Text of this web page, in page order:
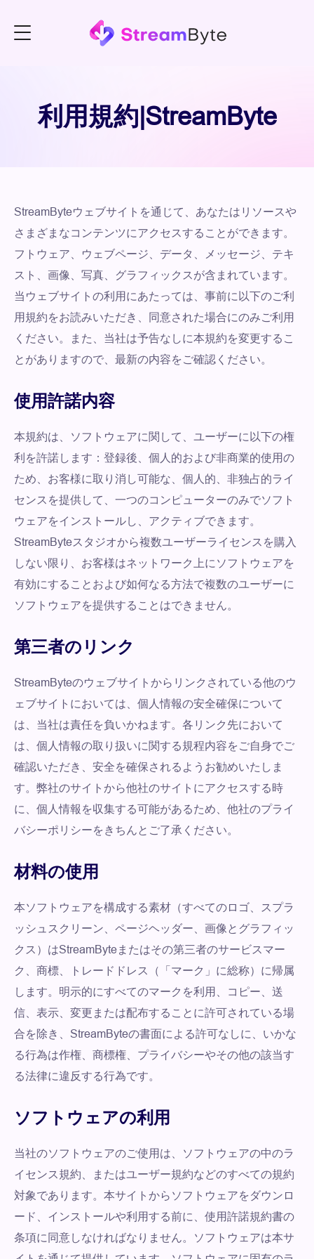
利用規約|StreamByte
StreamByteウェブサイトを通じて、あなたはリソースや
さまざまなコンテンツにアクセスすることができます。
フトウェア、ウェブページ、データ、メッセージ、テキ
スト、画像、写真、グラフィックスが含まれています。
当ウェブサイトの利用にあたっては、事前に以下のご利
用規約をお読みいただき、同意された場合にのみご利用
ください。また、当社は予告なしに本規約を変更するこ
とがありますので、最新の内容をご確認ください。
使用許諾内容
本規約は、ソフトウェアに関して、ユーザーに以下の権
利を許諾します：登録後、個人的および非商業的使用の
ため、お客様に取り消し可能な、個人的、非独占的ライ
センスを提供して、一つのコンピューターのみでソフト
ウェアをインストールし、アクティブできます。
StreamByteスタジオから複数ユーザーライセンスを購入
しない限り、お客様はネットワーク上にソフトウェアを
有効にすることおよび如何なる方法で複数のユーザーに
ソフトウェアを提供することはできません。
第三者のリンク
StreamByteのウェブサイトからリンクされている他のウ
ェブサイトにおいては、個人情報の安全確保について
は、当社は責任を負いかねます。各リンク先において
は、個人情報の取り扱いに関する規程内容をご自身でご
確認いただき、安全を確保されるようお勧めいたしま
す。弊社のサイトから他社のサイトにアクセスする時
に、個人情報を収集する可能があるため、他社のプライ
バシーポリシーをきちんとご了承ください。
材料の使用
本ソフトウェアを構成する素材（すべてのロゴ、スプラ
ッシュスクリーン、ページヘッダー、画像とグラフィッ
クス）はStreamByteまたはその第三者のサービスマー
ク、商標、トレードドレス（「マーク」に総称）に帰属
します。明示的にすべてのマークを利用、コピー、送
信、表示、変更または配布することに許可されている場
合を除き、StreamByteの書面による許可なしに、いかな
る行為は作権、商標権、プライバシーやその他の該当す
る法律に違反する行為です。
ソフトウェアの利用
当社のソフトウェアのご使用は、ソフトウェアの中のラ
イセンス規約、またはユーザー規約などのすべての規約
対象であります。本サイトからソフトウェアをダウンロ
ード、インストールや利用する前に、使用許諾規約書の
条項に同意しなければなりません。ソフトウェアは本サ